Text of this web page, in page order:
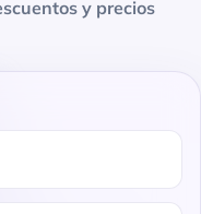
y precios